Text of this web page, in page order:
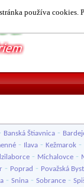
používa cookies.
Banská Štiavnica -
- Ilava - Kežmarok -
- Michalovce -
- Poprad - Považská
- Snina - Sobrance -